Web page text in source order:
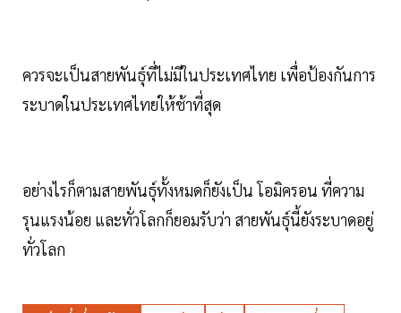
ควรจะเป็นสายพันธุ์ที่ไม่มีในประเทศไทย เพื่อป้องกันการ
ระบาดในประเทศไทยให้ช้าที่สุด
อย่างไรก็ตามสายพันธุ์ทั้งหมดก็ยังเป็น โอมิครอน ที่ความ
รุนแรงน้อย และทั่วโลกก็ยอมรับว่า สายพันธุ์นี้ยังระบาดอยู่
ทั่วโลก